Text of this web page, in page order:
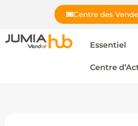
Centre des
Essentiel
Centre